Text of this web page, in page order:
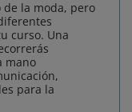
de la moda, pero
curso. Una
mano
para la